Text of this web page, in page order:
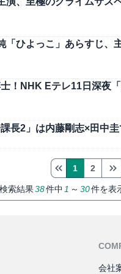
「ひよっこ」あらすじ
！NHK Eテレ11日深夜
長2」は内藤剛志×田中
検索結果38件中 1 ～ 30件を表
1 2
会社